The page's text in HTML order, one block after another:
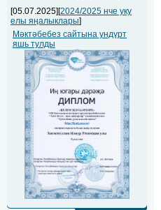
[05.07.2025][2024/2025 нче уку
елы яңалыклары]
Мәктәбебез сайтына ундүрт
яшь тулды